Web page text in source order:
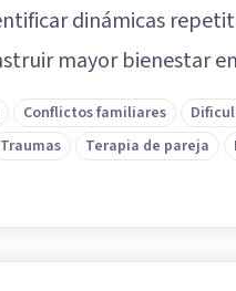
dinámicas
mayor bienestar
Conflictos familiares
Traumas Terapia de pareja